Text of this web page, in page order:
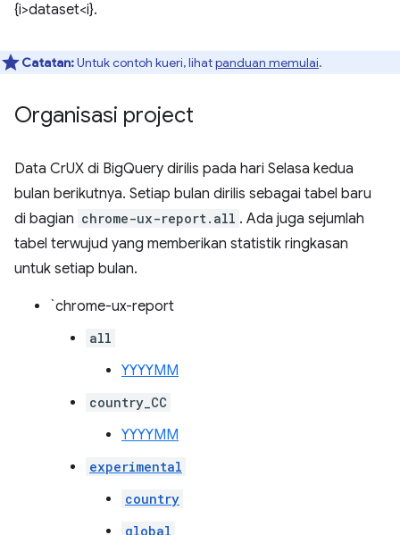
{i>dataset<i}.
Catatan:Untuk contoh kueri, lihatpanduan memulai.
Organisasi project
Data CrUX di BigQuery dirilis pada hari Selasa kedua
bulan berikutnya. Setiap bulan dirilis sebagai tabel baru
di bagian chrome-ux-report.all . Ada juga sejumlah
tabel terwujud yang memberikan statistik ringkasan
untuk setiap bulan.
`chrome-ux-report
all
YYYYMM
country_CC
YYYYMM
experimental
country
global